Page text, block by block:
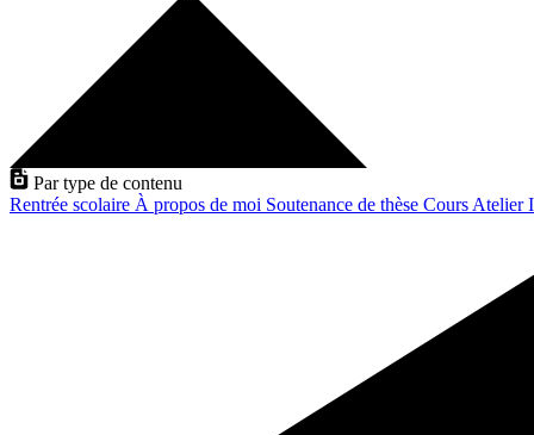
Par type de contenu
Rentrée scolaire À propos de moi Soutenance de thèse Cours Atelier